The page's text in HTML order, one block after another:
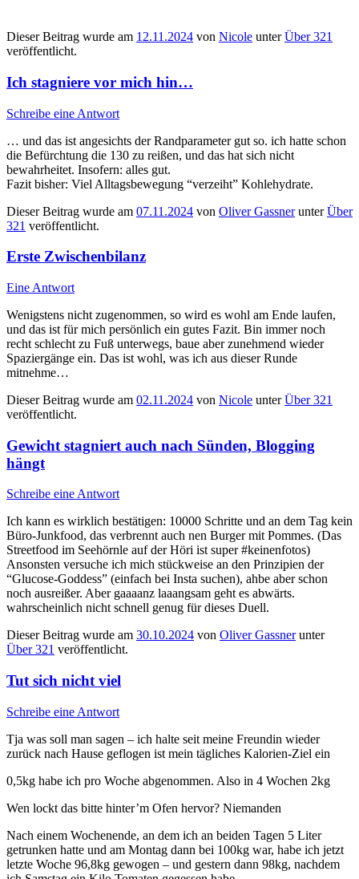
Dieser Beitrag wurde am 12.11.2024 von Nicole unterÜber 321
veröffentlicht.
Ich stagniere vor mich hin…
Schreibe eine Antwort
… und das ist angesichts der Randparameter gut so. ich hatte schon
die Befürchtung die 130 zu reißen, und das hat sich nicht
bewahrheitet. Insofern: alles gut.
Fazit bisher: Viel Alltagsbewegung “verzeiht” Kohlehydrate.
Dieser Beitrag wurde am 07.11.2024 von Oliver GassnerunterÜber
321 veröffentlicht.
Erste Zwischenbilanz
Eine Antwort
Wenigstens nicht zugenommen, so wird es wohl am Ende laufen,
und das ist für mich persönlich ein gutes Fazit. Bin immer noch
recht schlecht zu Fuß unterwegs, baue aber zunehmend wieder
Spaziergänge ein. Das ist wohl, was ich aus dieser Runde
mitnehme…
Dieser Beitrag wurde am 02.11.2024 von Nicole unterÜber 321
veröffentlicht.
Gewicht stagniert auch nach Sünden, Blogging
hängt
Schreibe eine Antwort
Ich kann es wirklich bestätigen: 10000 Schritte und an dem Tag kein
Büro-Junkfood, das verbrennt auch nen Burger mit Pommes. (Das
Streetfood im Seehörnle auf der Höri ist super #keinenfotos)
Ansonsten versuche ich mich stückweise an den Prinzipien der
“Glucose-Goddess” (einfach bei Insta suchen), ahbe aber schon
noch ausreißer. Aber gaaaanz laaangsam geht es abwärts.
wahrscheinlich nicht schnell genug für dieses Duell.
Dieser Beitrag wurde am 30.10.2024 von Oliver Gassnerunter
Über 321 veröffentlicht.
Tut sich nicht viel
Schreibe eine Antwort
Tja was soll man sagen – ich halte seit meine Freundin wieder
zurück nach Hause geflogen ist mein tägliches Kalorien-Ziel ein
0,5kg habe ich pro Woche abgenommen. Also in 4 Wochen 2kg
Wen lockt das bitte hinter’m Ofen hervor? Niemanden
Nach einem Wochenende, an dem ich an beiden Tagen 5 Liter
getrunken hatte und am Montag dann bei 100kg war, habe ich jetzt
letzte Woche 96,8kg gewogen – und gestern dann 98kg, nachdem